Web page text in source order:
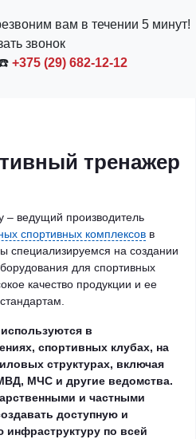
вам в течении 5 минут!
звонок
+375 (29) 682-12-12
тренажер
– ведущий производитель
спортивных комплексов в
специализируемся на создании
для спортивных
качество продукции и ее
в
спортивных клубах, на
структурах, включая
МЧС и другие ведомства.
и частными
доступную и
по всей